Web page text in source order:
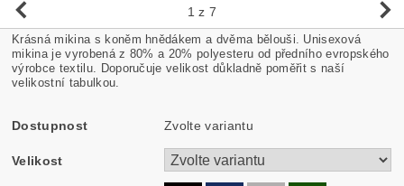
1 z 7
Krásná mikina s koněm hnědákem a dvěma bělouši. Unisexová
mikina je vyrobená z 80% a 20% polyesteru od předního evropského
výrobce textilu. Doporučuje velikost důkladně poměřit s naší
velikostní tabulkou.
Dostupnost Zvolte variantu
Velikost